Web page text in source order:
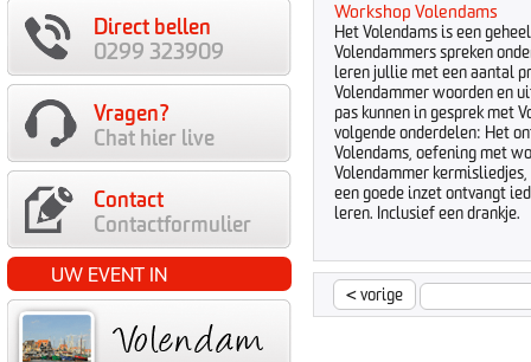
Direct bellen
0299 323909
Vragen?
Chat hier live
Contact
Contactformulier
UW EVENT IN
Workshop Volendams
Het Volendams is een
Volendammers spreken
leren jullie met een aantal
Volendammer woorden en
pas kunnen in gesprek met
volgende onderdelen: Het
Volendams, oefening met
Volendammer
een goede inzet ontvangt
leren. Inclusief een drankje.
<vorige